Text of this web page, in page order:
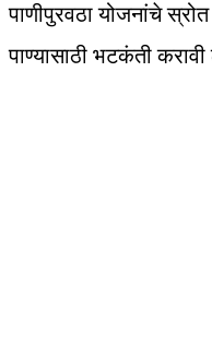
पाणीपुरवठा योजनांचे
पाण्यासाठी भटकंती